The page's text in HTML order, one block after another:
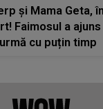
și Mama Geta,
Faimosul a ajuns
urmă cu puțin timp